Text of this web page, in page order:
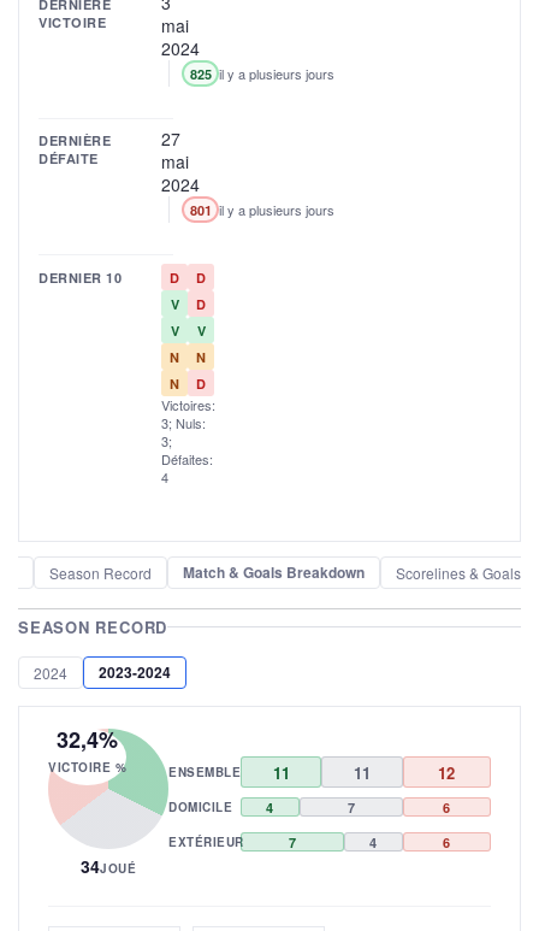
DERNIÈRE
VICTOIRE
mai
2024
825 il y a plusieurs jours
DERNIÈRE
DÉFAITE
27
mai
2024
801 il y a plusieurs jours
DERNIER 10 D
D
V
D
V
V
N
N
N
D
Victoires:
3; Nuls:
3;
Défaites:
4
Season Record Match & Goals Breakdown Scorelines & Goals
SEASON RECORD
2024 2023-2024
32,4%
VICTOIRE %
34JOUÉ
ENSEMBLE 11 11 12
DOMICILE 4 7 6
EXTÉRIEUR 7 4 6